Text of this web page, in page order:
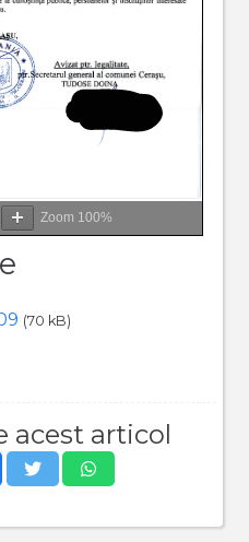
Zoom 100%
(70 kB)
acest articol